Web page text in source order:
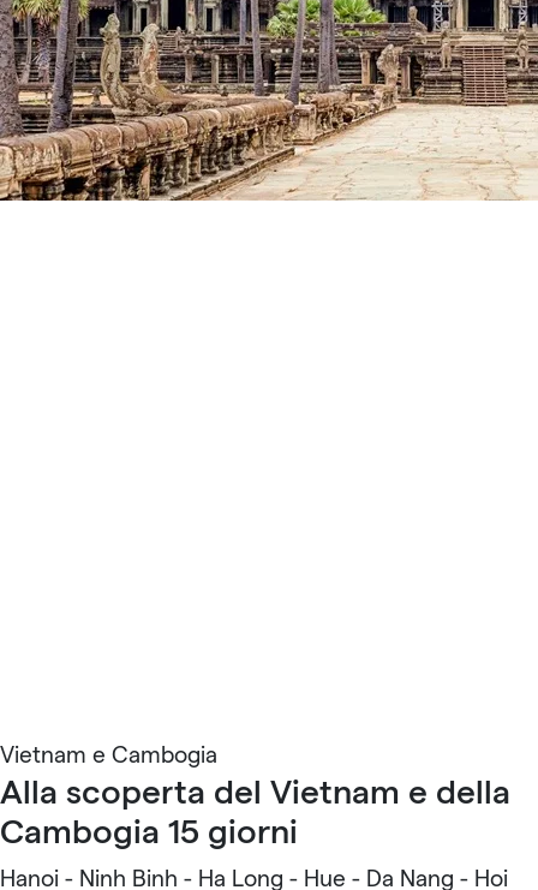
Vietnam e Cambogia
Alla scoperta del Vietnam e della
Cambogia 15 giorni
Hanoi - Ninh Binh - Ha Long - Hue - Da Nang - Hoi